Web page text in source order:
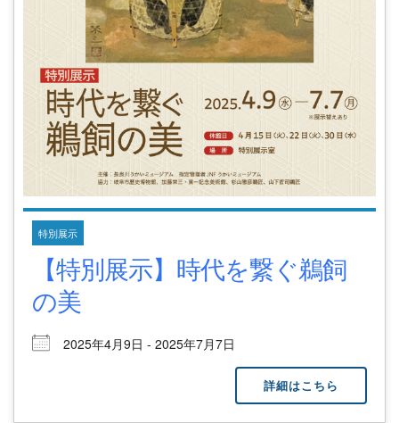
特別展示
【特別展示】時代を繋ぐ鵜飼
の美
2025年4月9日 - 2025年7月7日
詳細はこちら